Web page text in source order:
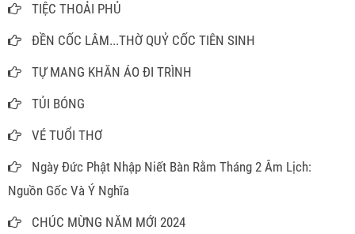
TIỆC THOẢI PHỦ
ĐỀN CỐC LÂM...THỜ QUỶ CỐC TIÊN SINH
TỰ MANG KHĂN ÁO ĐI TRÌNH
TỦI BÓNG
VÉ TUỔI THƠ
Ngày Đức Phật Nhập Niết Bàn Rằm Tháng 2 Âm Lịch:
Nguồn Gốc Và Ý Nghĩa
CHÚC MỪNG NĂM MỚI 2024